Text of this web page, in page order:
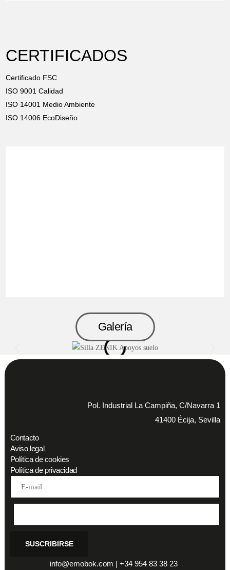
CERTIFICADOS
Certificado FSC
ISO 9001 Calidad
ISO 14001 Medio Ambiente
ISO 14006 EcoDiseño
Galería
Pol. Industrial La Campiña, C/Navarra 1
41400 Écija, Sevilla
Contacto
Aviso legal
Política de cookies
Política de privacidad
SUSCRIBIRSE
info@emobok.com |+34 954 83 38 23